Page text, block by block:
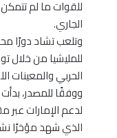
الجاري.
وتلعب تشاد دورًا
للمليشيا من خلال
الحربي والمعينات
ووفقًا للمصدر،
لدعم الإمارات عبر
الذي شهد مؤخرًا